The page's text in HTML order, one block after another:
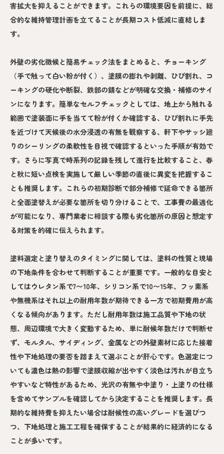
害拡大を抑えることができます。これらの環境要因を前提に、総
合的な維持管理計画を立てることが長期コスト低減に直結しま
す。
外壁の劣化徴候と簡易チェック法をまとめると、チョーキング
（手で触って白い粉が付く）、塗膜の膨れや剥離、ひび割れ、コ
ーキングの硬化や断裂、鉄部の錆などが明確な交換・補修のサイ
ンになります。簡単なセルフチェックとしては、地上から触れる
範囲で塗装面に手を当てて粉が付くか確認する、ひび割れに手先
を近づけて天候後の水分浸透の有無を観察する、軒下やサッシ廻
りのシーリングの柔軟性を目視で確認するといった手順が有効で
す。さらに写真で時系列の記録を残して進行を比較すること、春
と秋に短い点検を実施して厳しい季節の直後に異変を把握するこ
とも推奨します。これらの初期診断で部分補修で延命できる箇所
と全面塗替えが必要な箇所を切り分けることで、工事費の最適化
が可能になり、専門業者に相談する際も劣化箇所の原因と想定す
る対策を的確に伝えられます。
塗料選定と塗り替えのタイミングに関しては、塗料の性質と現場
の下地条件を合わせて判断することが重要です。一般的な目安と
してはウレタン系で7〜10年、シリコン系で10〜15年、フッ素系
や無機系はそれ以上の耐用年数が期待できる一方で初期費用が高
くなる傾向があります。ただし耐用年数は施工品質や下地の状
態、周辺環境で大きく変動するため、単に耐候年数だけで判断せ
ず、モルタル、サイディング、金属などの外壁素材に応じた接着
性や下地処理の要否を踏まえて選ぶことが肝心です。色選定につ
いても濃色は熱の影響で塗膜収縮が出やすく淡色は汚れが目立ち
やすいなど特性があるため、光沢の有無や中塗り・上塗りの仕様
を含めてサンプルを確認してから決定することを推奨します。長
期的な維持費を抑えたい場合は耐候性の高いグレードを選びつ
つ、下地処理と施工工程を確保することが結果的に経済的になる
ことが多いです。